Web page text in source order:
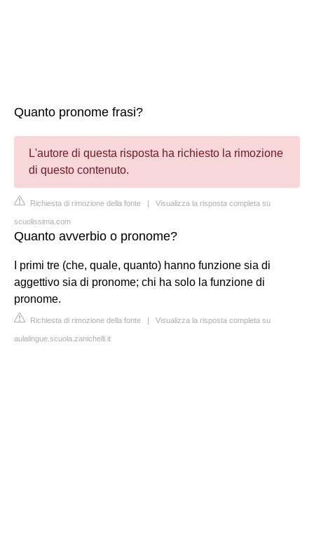
Quanto pronome frasi?
L'autore di questa risposta ha richiesto la rimozione
di questo contenuto.
Richiesta di rimozione della fonte | Visualizza la risposta completa su
scuolissima.com
Quanto avverbio o pronome?
I primi tre (che, quale, quanto) hanno funzione sia di
aggettivo sia di pronome; chi ha solo la funzione di
pronome.
Richiesta di rimozione della fonte | Visualizza la risposta completa su
aulalingue.scuola.zanichelli.it